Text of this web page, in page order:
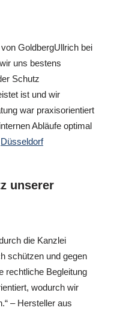
GoldbergUllrich bei
uns bestens
Schutz
ist und wir
war praxisorientiert
Abläufe optimal
Düsseldorf
unserer
die Kanzlei
schützen und gegen
rechtliche Begleitung
wodurch wir
– Hersteller aus